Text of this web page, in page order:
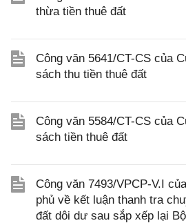
thừa tiền thuê đất
Công văn 5641/CT-CS của
sách thu tiền thuê đất
Công văn 5584/CT-CS của
sách tiền thuê đất
Công văn 7493/VPCP-V.I
phủ về kết luận thanh tra
đất dôi dư sau sắp xếp lại